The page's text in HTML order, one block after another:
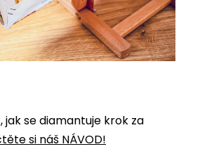
se diamantuje krok za
si náš NÁVOD!